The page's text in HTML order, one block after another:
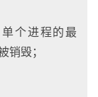
个进程的最
销毁；